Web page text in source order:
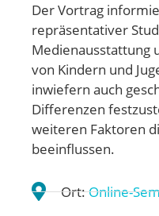
Der Vortrag
repräsentativer
Medienausstattung
von Kindern und
inwiefern auch
Differenzen
weiteren Faktoren
beeinflussen.
Ort:Online-